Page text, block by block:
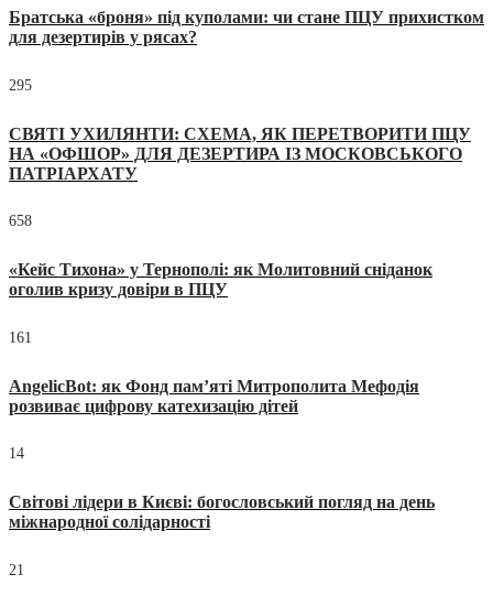
Братська «броня» під куполами: чи стане ПЦУ прихистком
для дезертирів у рясах?
295
СВЯТІ УХИЛЯНТИ: СХЕМА, ЯК ПЕРЕТВОРИТИ ПЦУ
НА «ОФШОР» ДЛЯ ДЕЗЕРТИРА ІЗ МОСКОВСЬКОГО
ПАТРІАРХАТУ
658
«Кейс Тихона» у Тернополі: як Молитовний сніданок
оголив кризу довіри в ПЦУ
161
AngelicBot: як Фонд пам’яті Митрополита Мефодія
розвиває цифрову катехизацію дітей
14
Світові лідери в Києві: богословський погляд на день
міжнародної солідарності
21